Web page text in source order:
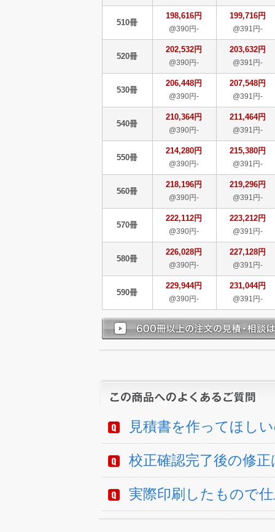
510冊
198,616円
@390円-
199,716円
@391円-
520冊
202,532円
@390円-
203,632円
@391円-
530冊
206,448円
@390円-
207,548円
@391円-
540冊
210,364円
@390円-
211,464円
@391円-
550冊
214,280円
@390円-
215,380円
@391円-
560冊
218,196円
@390円-
219,296円
@391円-
570冊
222,112円
@390円-
223,212円
@391円-
580冊
226,028円
@390円-
227,128円
@391円-
590冊
229,944円
@390円-
231,044円
@391円-
見積書を作ってほし
校正確認完了後の修
実際印刷したもので